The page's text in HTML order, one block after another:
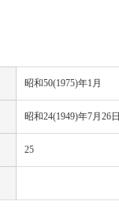
昭和50(1975)年1月
昭和24(1949)年7月26日
25